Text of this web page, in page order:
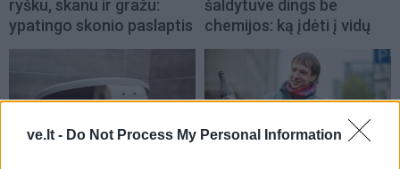
ve.lt - Do Not Process My Personal Information
ryšku, skanu ir gražu:
ypatingo skonio paslaptis
šaldytuve dings be
chemijos: ką įdėti į vidų